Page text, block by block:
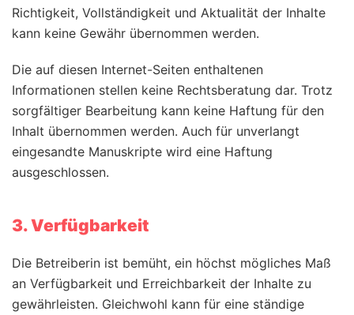
Richtigkeit, Vollständigkeit und Aktualität der Inhalte
kann keine Gewähr übernommen werden.
Die auf diesen Internet-Seiten enthaltenen
Informationen stellen keine Rechtsberatung dar. Trotz
sorgfältiger Bearbeitung kann keine Haftung für den
Inhalt übernommen werden. Auch für unverlangt
eingesandte Manuskripte wird eine Haftung
ausgeschlossen.
3. Verfügbarkeit
Die Betreiberin ist bemüht, ein höchst mögliches Maß
an Verfügbarkeit und Erreichbarkeit der Inhalte zu
gewährleisten. Gleichwohl kann für eine ständige